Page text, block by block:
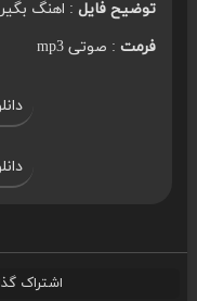
توضیح فایل: اهنگ
فرمت: صوتی mp3
اشتراک